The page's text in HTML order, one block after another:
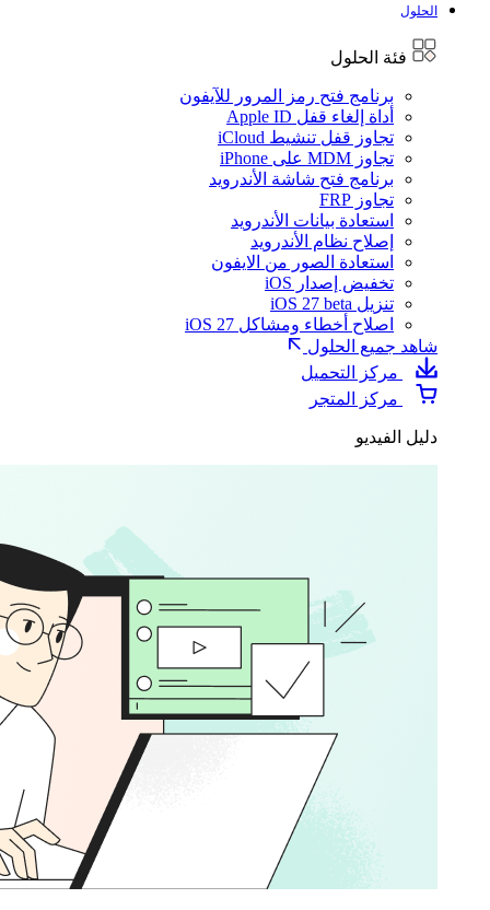
الحلول
فئة الحلول
برنامج فتح رمز المرور للآيفون
أداة إلغاء قفل Apple ID
تجاوز قفل تنشيط iCloud
تجاوز MDM على iPhone
برنامج فتح شاشة الأندرويد
تجاوز FRP
استعادة بيانات الأندرويد
إصلاح نظام الأندرويد
استعادة الصور من الايفون
تخفيض إصدار iOS
تنزيل iOS 27 beta
اصلاح أخطاء ومشاكل iOS 27
شاهد جميع الحلول
مركز التحميل
مركز المتجر
دليل الفيديو